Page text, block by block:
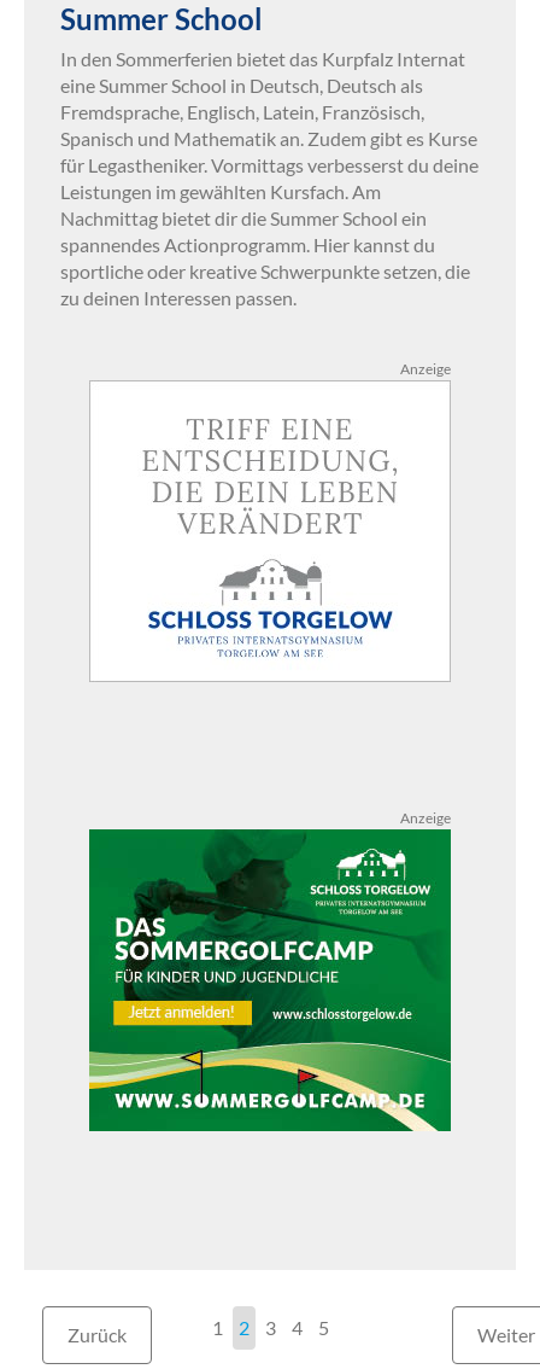
Summer School
In den Sommerferien bietet das Kurpfalz Internat
eine Summer School in Deutsch, Deutsch als
Fremdsprache, Englisch, Latein, Französisch,
Spanisch und Mathematik an. Zudem gibt es Kurse
für Legastheniker. Vormittags verbesserst du deine
Leistungen im gewählten Kursfach. Am
Nachmittag bietet dir die Summer School ein
spannendes Actionprogramm. Hier kannst du
sportliche oder kreative Schwerpunkte setzen, die
zu deinen Interessen passen.
Anzeige
Anzeige
Zurück 1 2 3 4 5 Weiter